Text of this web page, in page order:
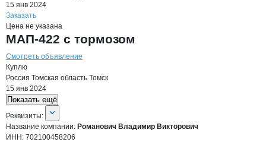
15 янв 2024
Заказать
Цена не указана
МАП-422 с тормозом
Смотреть объявление
Куплю
Россия Томская область Томск
15 янв 2024
Показать ещё
О компании
Реквизиты
Реквизиты:
Название компании: Романович Владимир Викторович
ИНН: 702100458206